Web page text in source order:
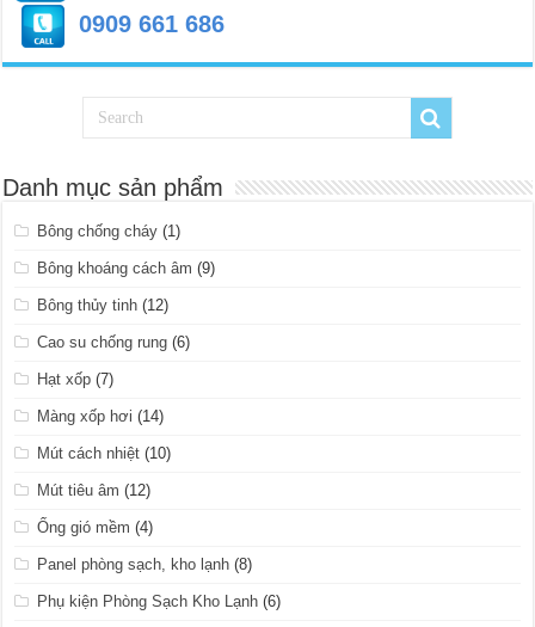
0909 661 686
Danh mục sản phẩm
Bông chống cháy (1)
Bông khoáng cách âm (9)
Bông thủy tinh (12)
Cao su chống rung (6)
Hạt xốp (7)
Màng xốp hơi (14)
Mút cách nhiệt (10)
Mút tiêu âm (12)
Ống gió mềm (4)
Panel phòng sạch, kho lạnh (8)
Phụ kiện Phòng Sạch Kho Lạnh (6)